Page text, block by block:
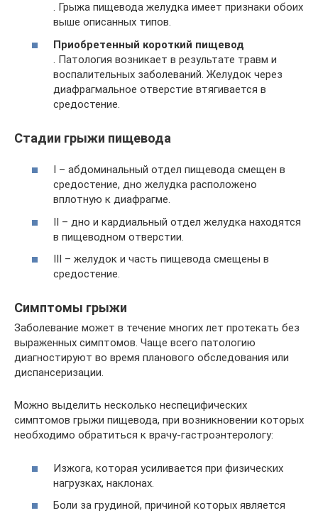
. Грыжа пищевода желудка имеет признаки обоих
выше описанных типов.
Приобретенный короткий пищевод
. Патология возникает в результате травм и
воспалительных заболеваний. Желудок через
диафрагмальное отверстие втягивается в
средостение.
Стадии грыжи пищевода
I – абдоминальный отдел пищевода смещен в
средостение, дно желудка расположено
вплотную к диафрагме.
II – дно и кардиальный отдел желудка находятся
в пищеводном отверстии.
III – желудок и часть пищевода смещены в
средостение.
Симптомы грыжи
Заболевание может в течение многих лет протекать без
выраженных симптомов. Чаще всего патологию
диагностируют во время планового обследования или
диспансеризации.
Можно выделить несколько неспецифических
симптомов грыжи пищевода, при возникновении которых
необходимо обратиться к врачу-гастроэнтерологу:
Изжога, которая усиливается при физических
нагрузках, наклонах.
Боли за грудиной, причиной которых является